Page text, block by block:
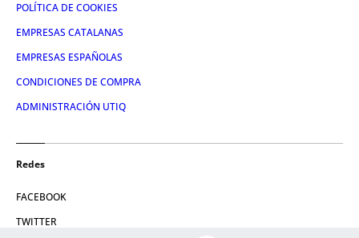
POLÍTICA DE COOKIES
EMPRESAS CATALANAS
EMPRESAS ESPAÑOLAS
CONDICIONES DE COMPRA
ADMINISTRACIÓN UTIQ
Redes
FACEBOOK
TWITTER